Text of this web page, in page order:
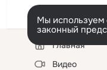
Мы используем
законный
Левая
колонкаГлавная
Видео